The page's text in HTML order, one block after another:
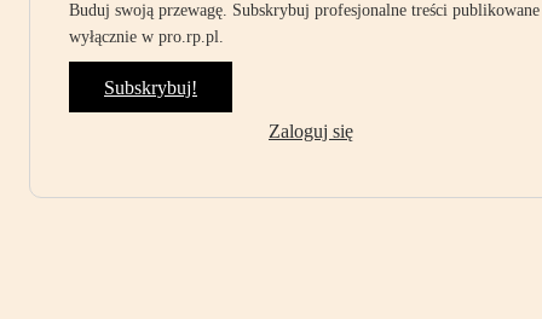
Buduj swoją przewagę. Subskrybuj profesjonalne treści publikowane
wyłącznie w pro.rp.pl.
Subskrybuj!
Zaloguj się